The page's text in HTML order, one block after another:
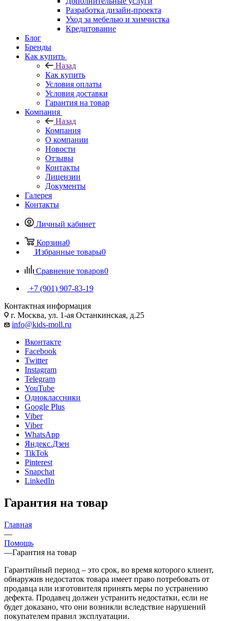
Разработка дизайн-проекта
Уход за мебелью и химчистка
Кредитование
Блог
Бренды
Как купить
Назад
Как купить
Условия оплаты
Условия доставки
Гарантия на товар
Компания
Назад
Компания
О компании
Новости
Отзывы
Контакты
Лицензии
Документы
Галерея
Контакты
Личный кабинет
Корзина0
Избранные товары0
Сравнение товаров0
+7 (901) 907-83-19
Контактная информация
г. Москва, ул. 1-ая Останкинская, д.25
info@kids-moll.ru
Вконтакте
Facebook
Twitter
Instagram
Telegram
YouTube
Одноклассники
Google Plus
Viber
Viber
WhatsApp
Яндекс.Дзен
TikTok
Pinterest
Snapchat
LinkedIn
Гарантия на товар
Главная
—
Помощь
—Гарантия на товар
Гарантийный период – это срок, во время которого клиент,
обнаружив недостаток товара имеет право потребовать от
продавца или изготовителя принять меры по устранению
дефекта. Продавец должен устранить недостатки, если не
будет доказано, что они возникли вследствие нарушений
покупателем правил эксплуатации.